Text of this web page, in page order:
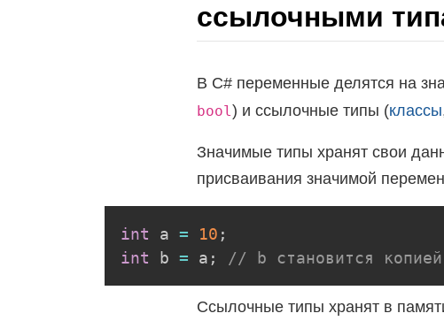
ссылочными
В C# переменные делятся на
bool) и ссылочные типы (классы
Значимые типы хранят свои
присваивания значимой
int a = 10 ;
int b = a ; // b становится
Ссылочные типы хранят в